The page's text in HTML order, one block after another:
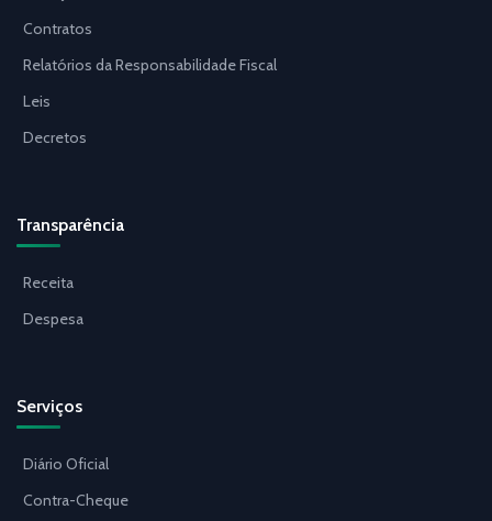
Contratos
Relatórios da Responsabilidade Fiscal
Leis
Decretos
Transparência
Receita
Despesa
Serviços
Diário Oficial
Contra-Cheque